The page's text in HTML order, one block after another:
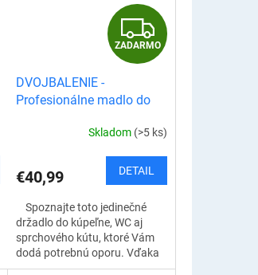
Z
A
A
R
M
O
ZADARMO
DVOJBALENIE -
Profesionálne madlo do
sprchového kútuSkladom (>5 ks)
€40,99 DETAIL
Spoznajte toto jedinečné
držadlo do kúpeľne, WC aj
sprchového kútu, ktoré Vám
dodá potrebnú oporu. Vďaka
mimoriadne silným prísavkám